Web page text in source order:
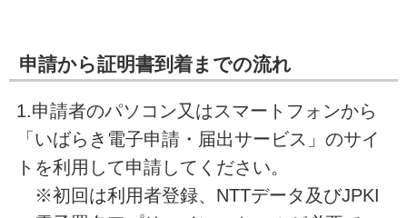
申請から証明書到着までの流れ
1.申請者のパソコン又はスマートフォンから
「いばらき電子申請・届出サービス」のサイ
トを利用して申請してください。
※初回は利用者登録、NTTデータ及びJPKI